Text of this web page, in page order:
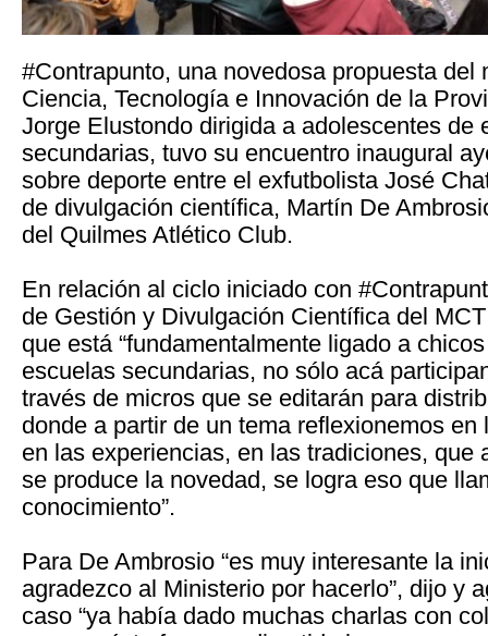
#Contrapunto, una novedosa propuesta del
Ciencia, Tecnología e Innovación de la
Jorge Elustondo dirigida a adolescentes de
secundarias, tuvo su encuentro inaugural
sobre deporte entre el exfutbolista José
de divulgación científica, Martín De
del Quilmes Atlético Club.
En relación al ciclo iniciado con
de Gestión y Divulgación Científica del
que está “fundamentalmente ligado a
escuelas secundarias, no sólo acá
través de micros que se editarán para
donde a partir de un tema reflexionemos en
en las experiencias, en las tradiciones, que
se produce la novedad, se logra eso que
conocimiento”.
Para De Ambrosio “es muy interesante la
agradezco al Ministerio por hacerlo”, dijo y
caso “ya había dado muchas charlas con